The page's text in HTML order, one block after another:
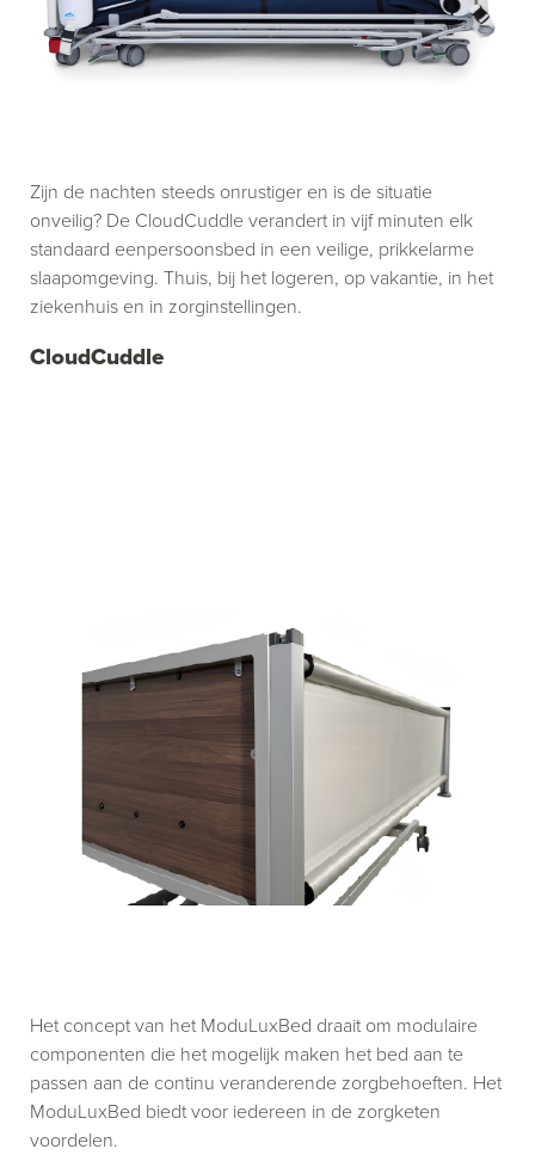
CloudCuddle
Zijn de nachten steeds onrustiger en is de situatie
onveilig? De CloudCuddle verandert in vijf minuten elk
standaard eenpersoonsbed in een veilige, prikkelarme
slaapomgeving. Thuis, bij het logeren, op vakantie, in het
ziekenhuis en in zorginstellingen.
Het concept van het ModuLuxBed draait om modulaire
componenten die het mogelijk maken het bed aan te
passen aan de continu veranderende zorgbehoeften. Het
ModuLuxBed biedt voor iedereen in de zorgketen
voordelen.